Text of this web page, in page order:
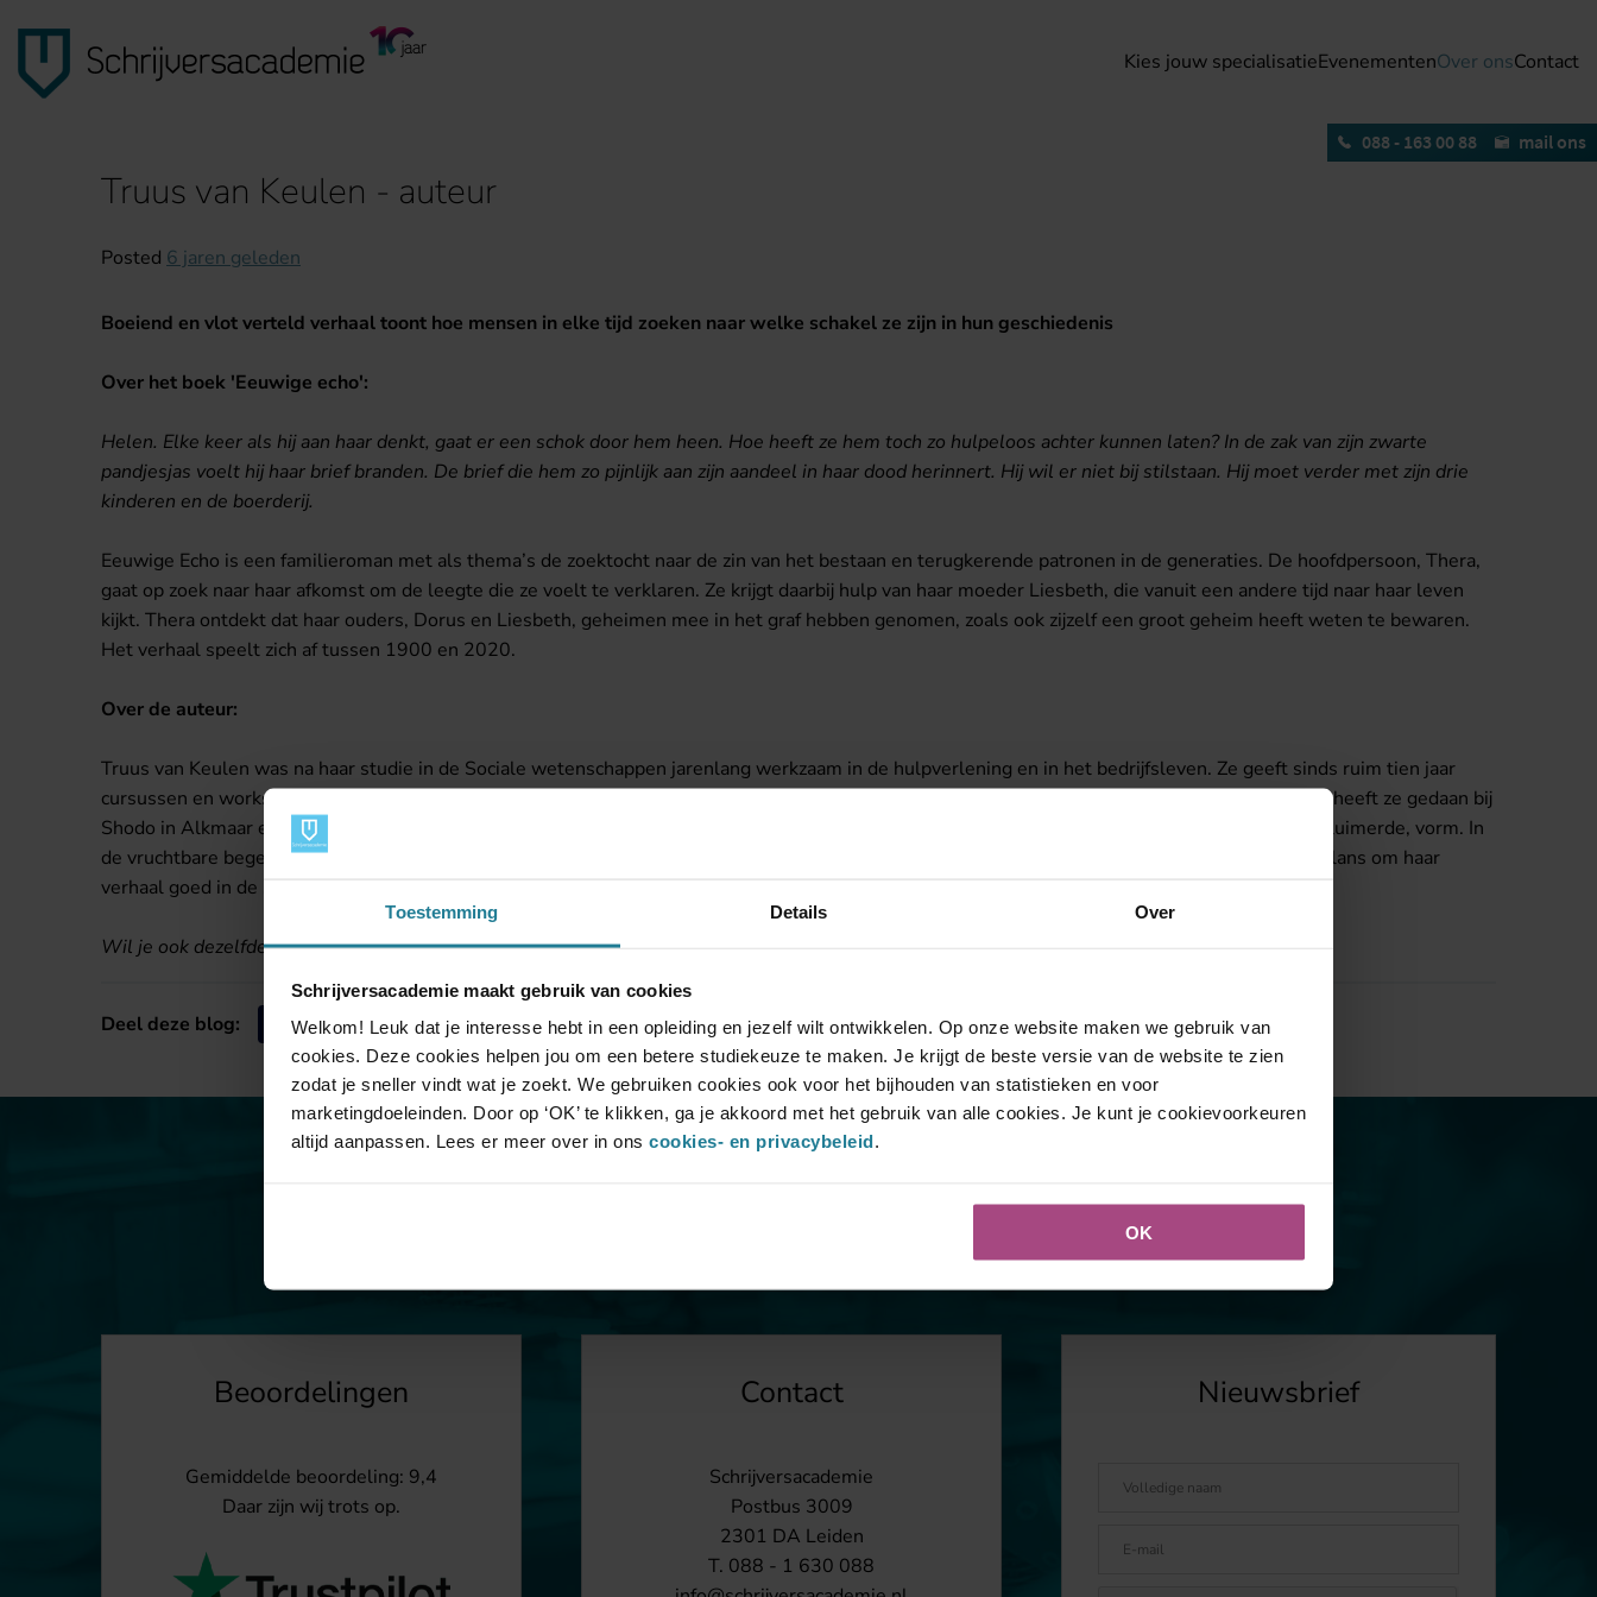
Toestemming Details Over
Schrijversacademie maakt gebruik van cookies
Welkom! Leuk dat je interesse hebt in een opleiding en jezelf wilt ontwikkelen. Op onze website maken we gebruik van
cookies. Deze cookies helpen jou om een betere studiekeuze te maken. Je krijgt de beste versie van de website te zien
zodat je sneller vindt wat je zoekt. We gebruiken cookies ook voor het bijhouden van statistieken en voor
marketingdoeleinden. Door op ‘OK’ te klikken, ga je akkoord met het gebruik van alle cookies. Je kunt je cookievoorkeuren
altijd aanpassen. Lees er meer over in ons cookies- en privacybeleid.
OK
088 - 163 00 88 mail ons
Kies jouw specialisatieEvenementenOver onsContact
Truus van Keulen - auteur
Posted 6 jaren geleden
Boeiend en vlot verteld verhaal toont hoe mensen in elke tijd zoeken naar welke schakel ze zijn in hun geschiedenis
Over het boek 'Eeuwige echo':
Helen. Elke keer als hij aan haar denkt, gaat er een schok door hem heen. Hoe heeft ze hem toch zo hulpeloos achter kunnen laten? In de zak van zijn zwarte
pandjesjas voelt hij haar brief branden. De brief die hem zo pijnlijk aan zijn aandeel in haar dood herinnert. Hij wil er niet bij stilstaan. Hij moet verder met zijn drie
kinderen en de boerderij.
Eeuwige Echo is een familieroman met als thema’s de zoektocht naar de zin van het bestaan en terugkerende patronen in de generaties. De hoofdpersoon, Thera,
gaat op zoek naar haar afkomst om de leegte die ze voelt te verklaren. Ze krijgt daarbij hulp van haar moeder Liesbeth, die vanuit een andere tijd naar haar leven
kijkt. Thera ontdekt dat haar ouders, Dorus en Liesbeth, geheimen mee in het graf hebben genomen, zoals ook zijzelf een groot geheim heeft weten te bewaren.
Het verhaal speelt zich af tussen 1900 en 2020.
Over de auteur:
Truus van Keulen was na haar studie in de Sociale wetenschappen jarenlang werkzaam in de hulpverlening en in het bedrijfsleven. Ze geeft sinds ruim tien jaar
cursussen en workshops op het gebied van Creatief Schrijven en begeleidt mensen bij het schrijven van hun levensverhaal. Haar schrijfopleiding heeft ze gedaan bij
Shodo in Alkmaar en bij de Schrijversacademie in Utrecht. In de opleiding Romans en Korte verhalen kreeg het verhaal, dat al jarenlang in haar sluimerde, vorm. In
de vruchtbare begeleiding van docenten en de prettige samenwerking met klasgenoten vond ze, naast praktische vaardigheden, vooral de stimulans om haar
verhaal goed in de steigers te zetten en door te gaan.
Wil je ook dezelfde opleiding volgen als Truus? Kijk op onze website voor meer
Deel deze blog:
Beoordelingen
Gemiddelde beoordeling: 9,4
Daar zijn wij trots op.
Contact
Schrijversacademie
Postbus 3009
2301 DA Leiden
T. 088 - 1 630 088
Nieuwsbrief